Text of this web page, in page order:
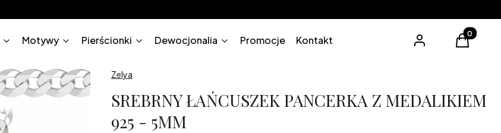
Motywy Pierścionki Dewocjonalia Promocje Kontakt Zaloguj się
Produkty
Koszyk
Zelya
SREBRNY ŁAŃCUSZEK PANCERKA Z MEDALIKIEM
925 - 5MM